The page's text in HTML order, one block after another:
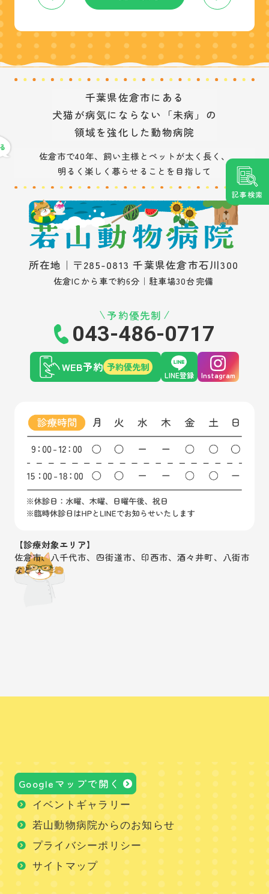
記事検索
千葉県佐倉市にある
犬猫が病気にならない「未病」の
領域を強化した動物病院
佐倉市で40年、飼い主様とペットが太く長く、
明るく楽しく暮らせることを目指して
所在地｜〒285-0813 千葉県佐倉市石川300
佐倉ICから車で約6分｜駐車場30台完備
予約優先制
043-486-0717
WEB予約 予約優先制
LINE登録 Instagram
【診療対象エリア】
佐倉市、八千代市、四街道市、印西市、酒々井町、八街市
など
Googleマップで開く
イベントギャラリー
若山動物病院からのお知らせ
プライバシーポリシー
サイトマップ